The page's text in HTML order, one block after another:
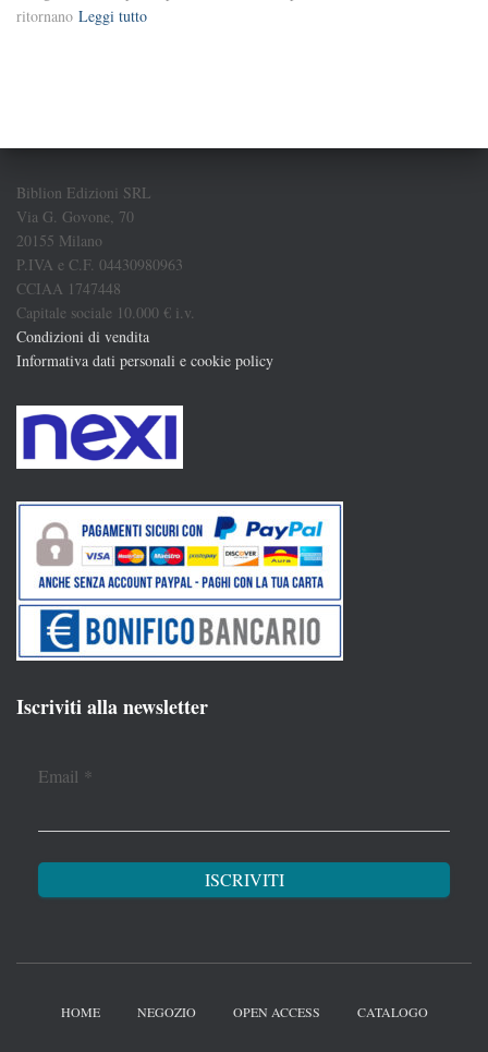
ritornano Leggi tutto
Biblion Edizioni SRL
Via G. Govone, 70
20155 Milano
P.IVA e C.F. 04430980963
CCIAA 1747448
Capitale sociale 10.000 € i.v.
Condizioni di vendita
Informativa dati personali e cookie policy
Iscriviti alla newsletter
Email *
HOME NEGOZIO OPEN ACCESS CATALOGO